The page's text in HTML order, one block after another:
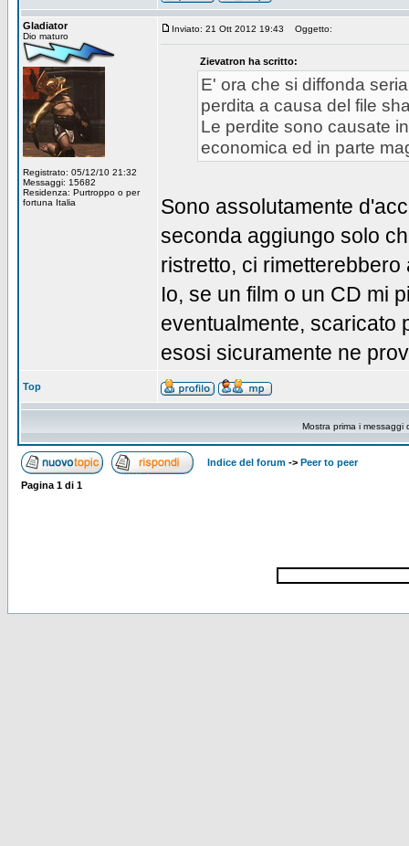
Gladiator
Dio maturo
Registrato: 05/12/10 21:32
Messaggi: 15682
Residenza: Purtroppo o per
fortuna Italia
Inviato: 21 Ott 2012 19:43 Oggetto:
Zievatron ha scritto:
E' ora che si diffonda
perdita a causa del file
Le perdite sono causate
economica ed in parte
Sono assolutamente
seconda aggiungo solo
ristretto, ci
Io, se un film o un CD mi
eventualmente, scaricato
esosi sicuramente ne
Top
Mostra prima i messaggi
Indice del forum -> Peer to peer
Pagina 1 di 1